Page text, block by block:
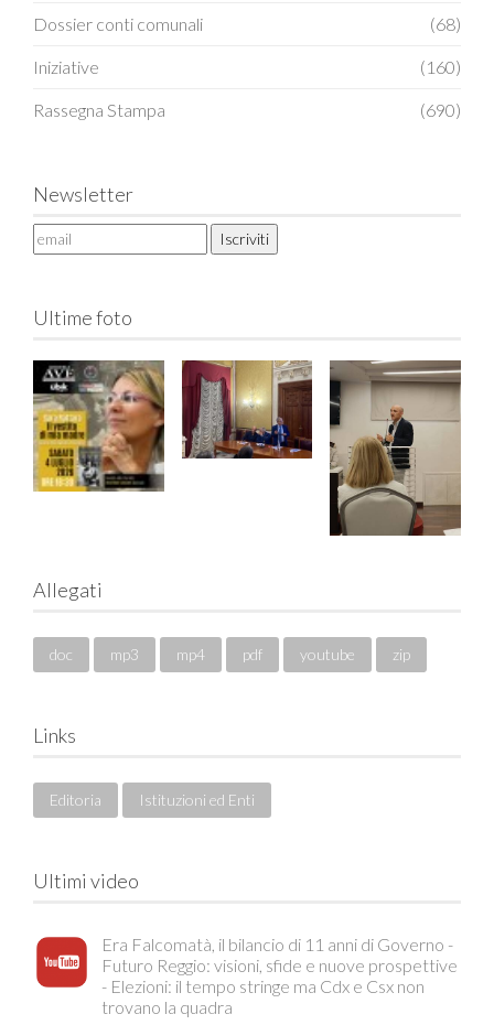
Dossier conti comunali (68)
Iniziative (160)
Rassegna Stampa (690)
Newsletter
Ultime foto
Allegati
doc mp3 mp4 pdf youtube zip
Links
Editoria Istituzioni ed Enti
Ultimi video
Era Falcomatà, il bilancio di 11 anni di Governo -
Futuro Reggio: visioni, sfide e nuove prospettive
- Elezioni: il tempo stringe ma Cdx e Csx non
trovano la quadra